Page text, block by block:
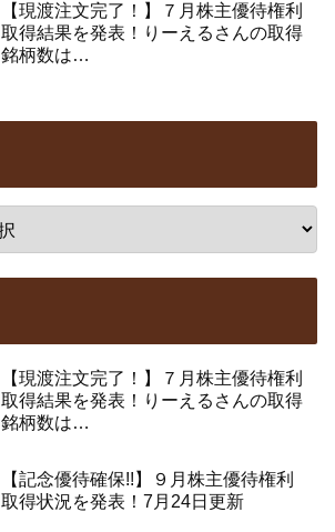
【現渡注文完了！】７月株主優待権利
取得結果を発表！りーえるさんの取得
銘柄数は…
【現渡注文完了！】７月株主優待権利
取得結果を発表！りーえるさんの取得
銘柄数は…
【記念優待確保!!】９月株主優待権利
取得状況を発表！7月24日更新